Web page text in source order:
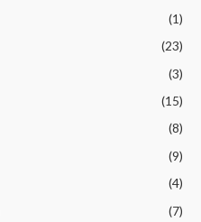
(1)
(23)
(3)
(15)
(8)
(9)
(4)
(7)